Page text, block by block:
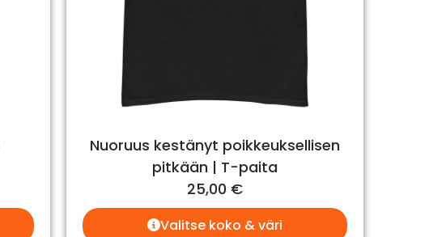
Nuoruus kestänyt poikkeuksellisen
pitkään | T-paita
25,00 €
Valitse koko & väri